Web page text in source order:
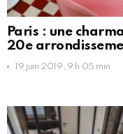
Paris : une
20e
19 juin 2019, 9 h 05 min